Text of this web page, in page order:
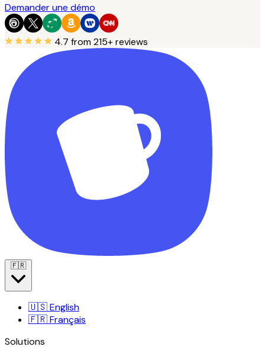
Demander une démo
4.7 from 215+ reviews
🇫🇷
🇺🇸English
🇫🇷Français
Solutions